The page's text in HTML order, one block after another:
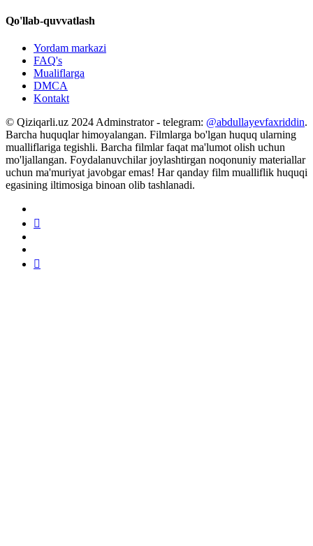
Qo'llab-quvvatlash
Yordam markazi
FAQ's
Mualiflarga
DMCA
Kontakt
© Qiziqarli.uz 2024 Adminstrator - telegram: @abdullayevfaxriddin.
Barcha huquqlar himoyalangan. Filmlarga bo'lgan huquq ularning
mualliflariga tegishli. Barcha filmlar faqat ma'lumot olish uchun
mo'ljallangan. Foydalanuvchilar joylashtirgan noqonuniy materiallar
uchun ma'muriyat javobgar emas! Har qanday film mualliflik huquqi
egasining iltimosiga binoan olib tashlanadi.